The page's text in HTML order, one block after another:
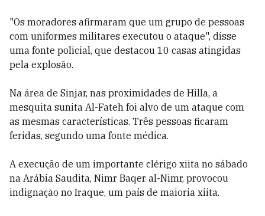
"Os moradores afirmaram que um grupo de pessoas
com uniformes militares executou o ataque", disse
uma fonte policial, que destacou 10 casas atingidas
pela explosão.
Na área de Sinjar, nas proximidades de Hilla, a
mesquita sunita Al-Fateh foi alvo de um ataque com
as mesmas características. Três pessoas ficaram
feridas, segundo uma fonte médica.
A execução de um importante clérigo xiita no sábado
na Arábia Saudita, Nimr Baqer al-Nimr, provocou
indignação no Iraque, um país de maioria xiita.